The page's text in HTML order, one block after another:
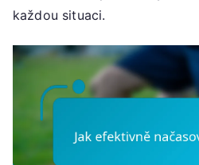
každou situaci.